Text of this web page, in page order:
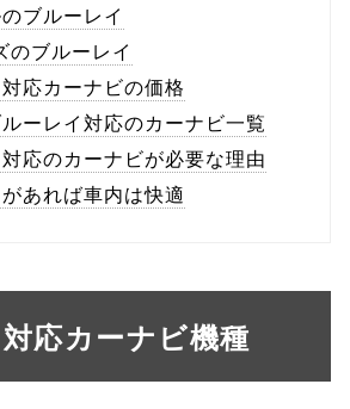
ブルーレイ
のブルーレイ
応カーナビの価格
ーレイ対応のカーナビ一覧
応のカーナビが必要な理由
あれば車内は快適
応カーナビ機種